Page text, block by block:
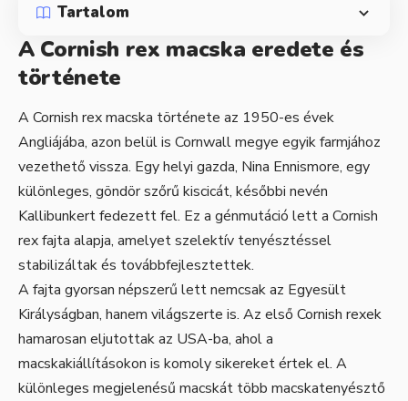
Tartalom
A Cornish rex macska eredete és
története
A Cornish rex macska története az 1950-es évek
Angliájába, azon belül is Cornwall megye egyik farmjához
vezethető vissza. Egy helyi gazda, Nina Ennismore, egy
különleges, göndör szőrű kiscicát, későbbi nevén
Kallibunkert fedezett fel. Ez a génmutáció lett a Cornish
rex fajta alapja, amelyet szelektív tenyésztéssel
stabilizáltak és továbbfejlesztettek.
A fajta gyorsan népszerű lett nemcsak az Egyesült
Királyságban, hanem világszerte is. Az első Cornish rexek
hamarosan eljutottak az USA-ba, ahol a
macskakiállításokon is komoly sikereket értek el. A
különleges megjelenésű macskát több macskatenyésztő